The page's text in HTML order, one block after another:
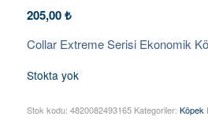
205,00₺
Collar Extreme Serisi Ekonomik
Stokta yok
Stok kodu: 4820082493165 Kategoriler: Köpek